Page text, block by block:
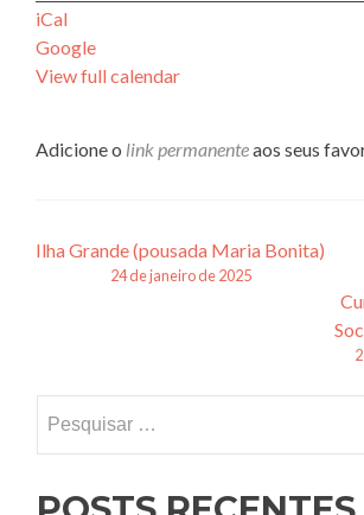
iCal
Google
View full calendar
Adicione o link permanenteaos seus
Navegação
Ilha Grande (pousada Maria Bonita)
24 de janeiro de 2025
por: